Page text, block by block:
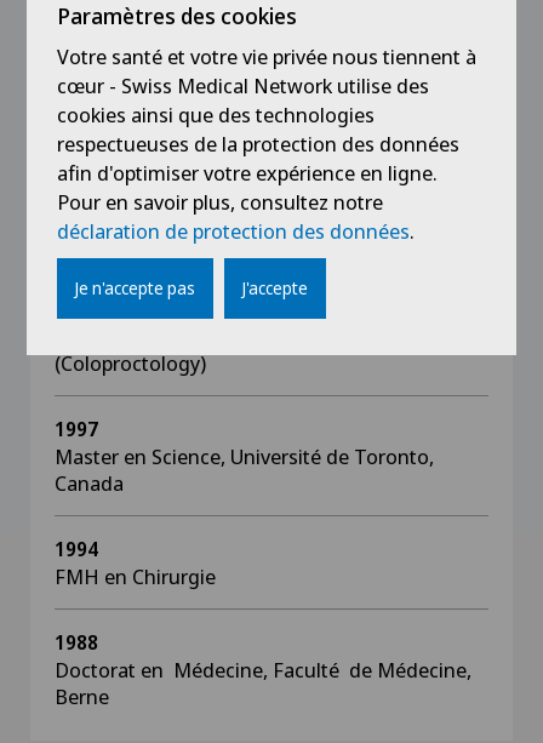
2004
Certificat ERAS
2003
FMH en Chirurgie viscérale
2000
Privat-Docent, Faculté de Médecine, Genève
(Coloproctology)
1997
Master en Science, Université de Toronto,
Canada
1994
FMH en Chirurgie
1988
Doctorat en Médecine, Faculté de Médecine,
Berne
Paramètres des cookies
Votre santé et votre vie privée nous tiennent à
cœur - Swiss Medical Network utilise des
cookies ainsi que des technologies
respectueuses de la protection des données
afin d'optimiser votre expérience en ligne.
Pour en savoir plus, consultez notre
déclaration de protection des données.
Je n'accepte pas J'accepte